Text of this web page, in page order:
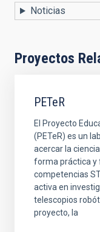
Noticias
Proyectos
PETeR
El Proyecto
(PETeR) es un
acercar la
forma práctica y
competencias
activa en
telescopios
proyecto, la